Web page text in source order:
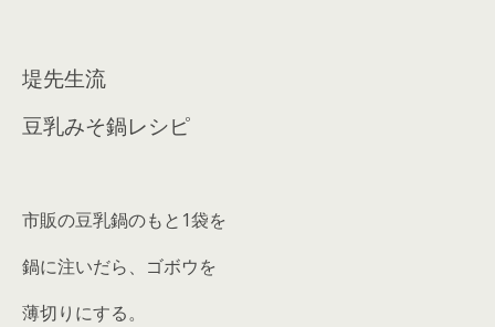
堤先生流
豆乳みそ鍋レシピ
市販の豆乳鍋のもと1袋を
鍋に注いだら、ゴボウを
薄切りにする。